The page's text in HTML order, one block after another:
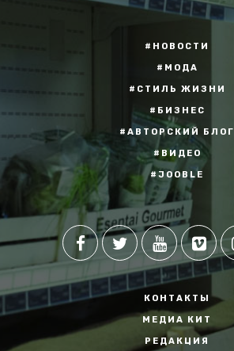
#НОВОСТИ
#МОДА
#СТИЛЬ ЖИЗНИ
#БИЗНЕС
#АВТОРСКИЙ БЛОГ
#ВИДЕО
#JOOBLE
КОНТАКТЫ
МЕДИА КИТ
РЕДАКЦИЯ